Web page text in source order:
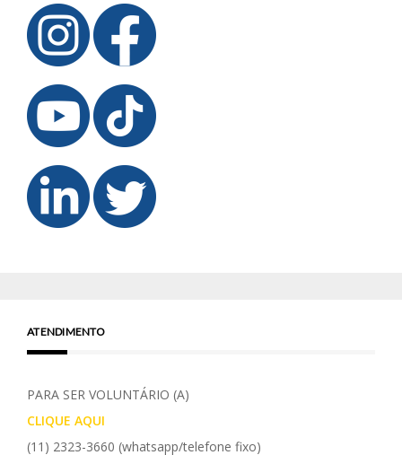
ATENDIMENTO
PARA SER VOLUNTÁRIO (A)
CLIQUE AQUI
(11) 2323-3660 (whatsapp/telefone fixo)